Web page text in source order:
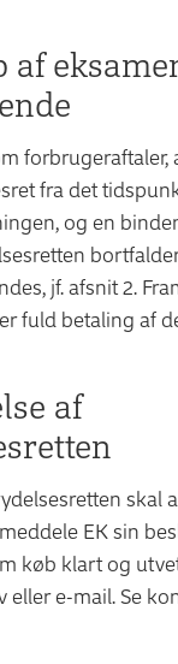
af
forbrugeraftaler,
fra det
og en
jf. afsnit 2.
fuld betaling af
af
skal
EK sin
køb klart og
eller e-mail. Se